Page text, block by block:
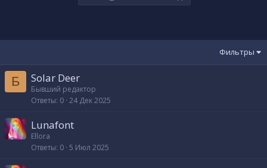
Фильтры
Б Solar Deer
Бывший редактор
Ответы 0 24 Дек 2025
Lunafont
Ellora
Ответы 0 5 Июл 2025